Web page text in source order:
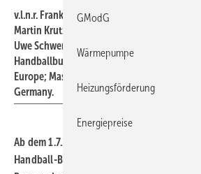
v.l.n.r. Frank Bohmann, Geschäftsführer der
Martin Krutz, Geschäftsführer Daikin
Uwe Schwenker, HBL-Präsident und
Handballbundes; Takayuki Kamekawa, Vice
Europe; Masaharu Tada, Geschäftsführer
Germany.
Ab dem 1.7.2024 ist der Hersteller neuer
Handball-Bundesliga. Seit März 2023 ist
GModG
Wärmepumpe
Heizungsförderung
Energiepreise